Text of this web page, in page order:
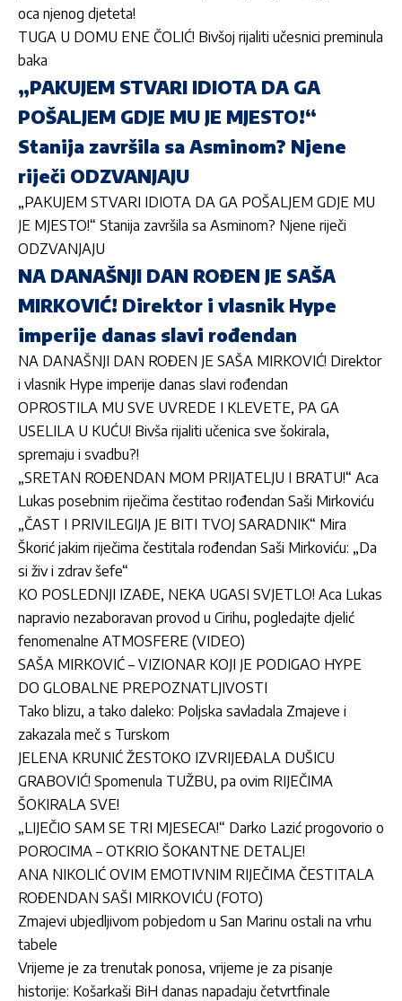
oca njenog djeteta!
TUGA U DOMU ENE ČOLIĆ! Bivšoj rijaliti učesnici preminula
baka
„PAKUJEM STVARI IDIOTA DA GA
POŠALJEM GDJE MU JE MJESTO!“
Stanija završila sa Asminom? Njene
riječi ODZVANJAJU
„PAKUJEM STVARI IDIOTA DA GA POŠALJEM GDJE MU
JE MJESTO!“ Stanija završila sa Asminom? Njene riječi
ODZVANJAJU
NA DANAŠNJI DAN ROĐEN JE SAŠA
MIRKOVIĆ! Direktor i vlasnik Hype
imperije danas slavi rođendan
NA DANAŠNJI DAN ROĐEN JE SAŠA MIRKOVIĆ! Direktor
i vlasnik Hype imperije danas slavi rođendan
OPROSTILA MU SVE UVREDE I KLEVETE, PA GA
USELILA U KUĆU! Bivša rijaliti učenica sve šokirala,
spremaju i svadbu?!
„SRETAN ROĐENDAN MOM PRIJATELJU I BRATU!“ Aca
Lukas posebnim riječima čestitao rođendan Saši Mirkoviću
„ČAST I PRIVILEGIJA JE BITI TVOJ SARADNIK“ Mira
Škorić jakim riječima čestitala rođendan Saši Mirkoviću: „Da
si živ i zdrav šefe“
KO POSLEDNJI IZAĐE, NEKA UGASI SVJETLO! Aca Lukas
napravio nezaboravan provod u Cirihu, pogledajte djelić
fenomenalne ATMOSFERE (VIDEO)
SAŠA MIRKOVIĆ – VIZIONAR KOJI JE PODIGAO HYPE
DO GLOBALNE PREPOZNATLJIVOSTI
Tako blizu, a tako daleko: Poljska savladala Zmajeve i
zakazala meč s Turskom
JELENA KRUNIĆ ŽESTOKO IZVRIJEĐALA DUŠICU
GRABOVIĆ! Spomenula TUŽBU, pa ovim RIJEČIMA
ŠOKIRALA SVE!
„LIJEČIO SAM SE TRI MJESECA!“ Darko Lazić progovorio o
POROCIMA – OTKRIO ŠOKANTNE DETALJE!
ANA NIKOLIĆ OVIM EMOTIVNIM RIJEČIMA ČESTITALA
ROĐENDAN SAŠI MIRKOVIĆU (FOTO)
Zmajevi ubjedljivom pobjedom u San Marinu ostali na vrhu
tabele
Vrijeme je za trenutak ponosa, vrijeme je za pisanje
historije: Košarkaši BiH danas napadaju četvrtfinale